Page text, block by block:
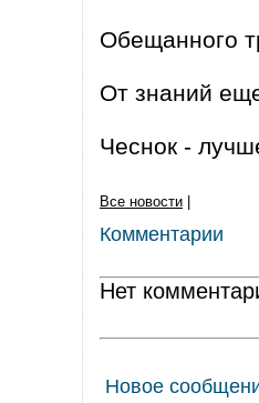
Обещанного
От знаний
Чеснок -
Все новости
Комментарии
Нет
Новое